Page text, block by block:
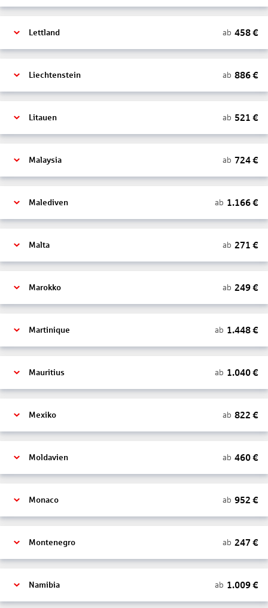
Lettland ab 458€
Liechtenstein ab 886€
Litauen ab 521 €
Malaysia ab 724€
Malediven ab 1.166€
Malta ab 271 €
Marokko ab 249€
Martinique ab 1.448€
Mauritius ab 1.040€
Mexiko ab 822 €
Moldavien ab 460€
Monaco ab 952 €
Montenegro ab 247 €
Namibia ab 1.009€